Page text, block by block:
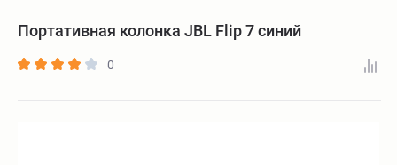
Портативная колонка JBL Flip 7 синий
0